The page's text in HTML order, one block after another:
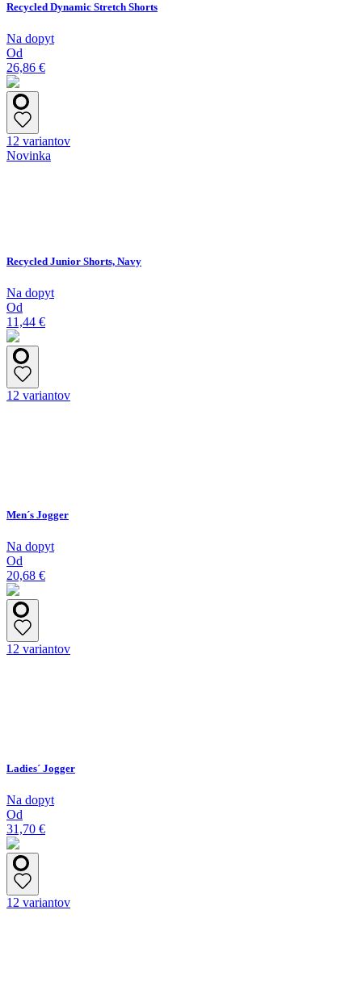
Recycled Dynamic Stretch Shorts
Na dopyt
Od
26,86 €
12 variantov
Novinka
Recycled Junior Shorts, Navy
Na dopyt
Od
11,44 €
12 variantov
Men´s Jogger
Na dopyt
Od
20,68 €
12 variantov
Ladies´ Jogger
Na dopyt
Od
31,70 €
12 variantov